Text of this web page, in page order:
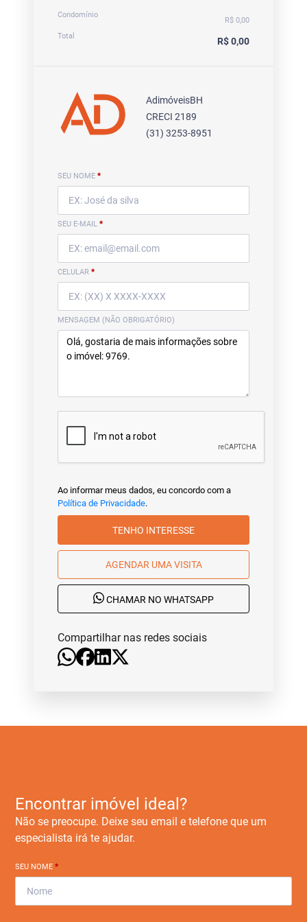
Condomínio
R$ 0,00
Total
R$ 0,00
AdimóveisBH
CRECI 2189
(31) 3253-8951
SEU NOME *
SEU E-MAIL *
CELULAR *
MENSAGEM (NÃO OBRIGATÓRIO)
Ao informar meus dados, eu concordo com a
Política de Privacidade.
TENHO INTERESSE
AGENDAR UMA VISITA
CHAMAR NO WHATSAPP
Compartilhar nas redes sociais
Encontrar imóvel ideal?
Não se preocupe. Deixe seu email e telefone que um
especialista irá te ajudar.
SEU NOME*